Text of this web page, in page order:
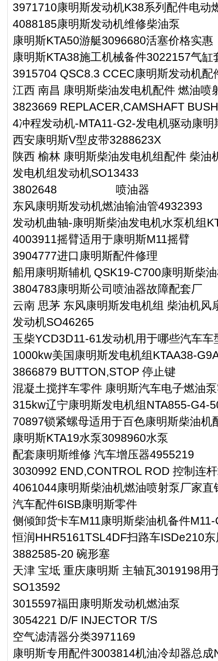
3971710康明斯发动机K38系列配件电动
4088185康明斯发动机维修柴油泵
康明斯KTA50游艇3096680活塞价格实惠
康明斯KTA38施工机械备件3022157气缸
3915704 QSC8.3 CCEC康明斯发动机配
江西 南昌 康明斯柴油发电机配件 燃油喷
3823669 REPLACER,CAMSHAFT
4冲程发动机-MTA11-G2-发电机驱动康
西安康明斯V型皮带3288623X
陕西 榆林 康明斯柴油发电机组配件 柴油
发电机组发动机SO13433
3802648 喷油器
东风康明斯发动机燃油输油管4932393
发动机曲轴-康明斯柴油发电机水泵机组
4003911摇臂适用于康明斯M11摇臂
3904777进口康明斯配件修理
船用康明斯辅机 QSK19-C700康明斯柴
3804783康明斯公司喷油器故障配套厂
云南 思茅 东风康明斯发电机组 柴油机风
发动机SO46265
玉柴YCD3D11-61发动机用于哪些汽车车
1000kw美国康明斯发电机组KTAA38-
3866879 BUTTON,STOP 停止键
混凝土搅拌车零件 康明斯汽车电子燃油
315kw辽宁康明斯发电机组NTA855-G4-
70897锁紧螺母适用于百色康明斯柴油机
康明斯KTA19水泵3098960水泵
配套康明斯维修 汽车增压器4955219
3030992 END,CONTROL ROD 控制连
4061044康明斯柴油机燃油喷射泵厂家直
汽车配件6ISB康明斯零件
侧倾卸货卡车M11康明斯柴油机备件M11-
恒润HHR5161TSL4DF扫路车ISDe210
3882585-20 碗形塞
天津 宝坻 重庆康明斯 主轴瓦3019198用
SO13592
3015597福田康明斯发动机燃油泵
3054221 D/F INJECTOR T/S
空气滤清器分类3971169
康明斯专用配件3003814机油冷却器总